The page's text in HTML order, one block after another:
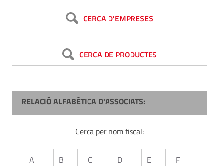
CERCA D'EMPRESES
CERCA DE PRODUCTES
RELACIÓ ALFABÈTICA D'ASSOCIATS:
Cerca per nom fiscal:
A B C D E F